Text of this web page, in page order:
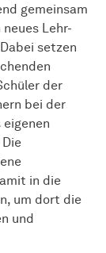
gemeinsam
Lehr-
setzen
der
bei der
eigenen
in die
um dort die
und